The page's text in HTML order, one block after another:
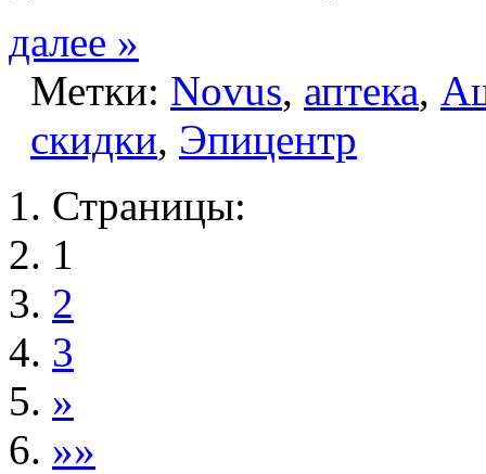
далее »
Метки: Novus, аптека,
скидки, Эпицентр
Страницы:
1
2
3
»
»»